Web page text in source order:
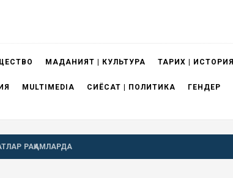
МАДАНИЯТ | КУЛЬТУРА ТАРИХ | ИСТОРИЯ
MULTIMEDIA СИЁСАТ | ПОЛИТИКА ГЕНДЕР
РАҚАМЛАРДА